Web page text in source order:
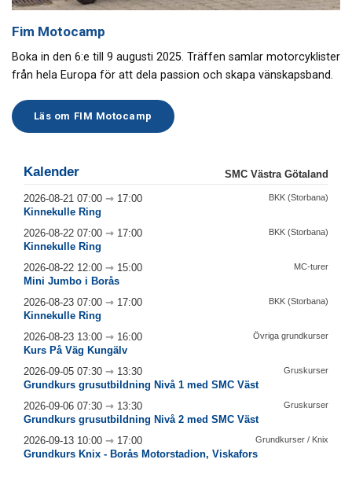
Fim Motocamp
Boka in den 6:e till 9 augusti 2025. Träffen samlar motorcyklister
från hela Europa för att dela passion och skapa vänskapsband.
Läs om FIM Motocamp